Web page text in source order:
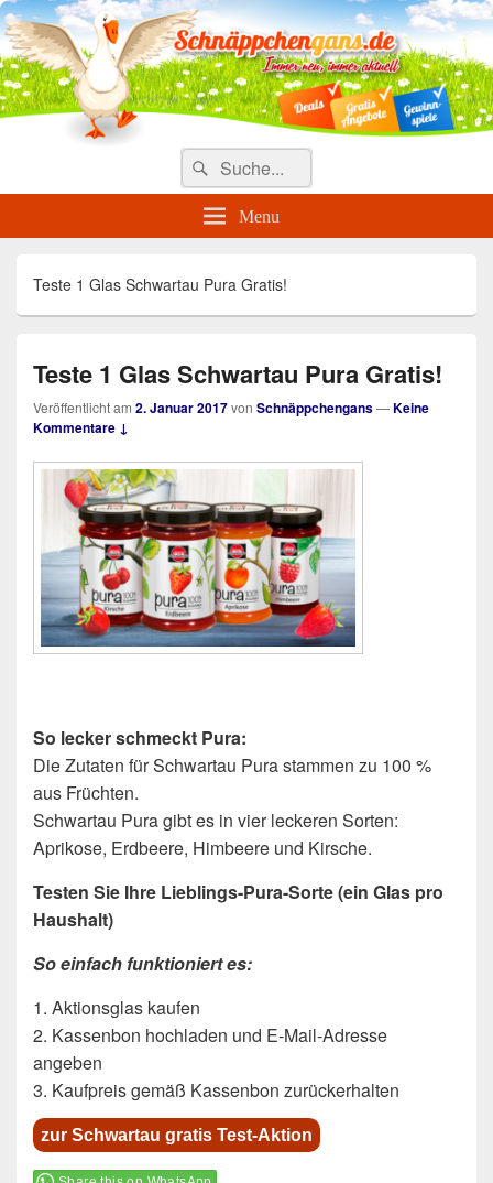
Täglich die besten Gewinnspiele
und Angebote
Search
for:
Suche
Menu
Teste 1 Glas Schwartau Pura Gratis!
Teste 1 Glas Schwartau Pura Gratis!
Veröffentlicht am 2. Januar 2017von Schnäppchengans—Keine
Kommentare ↓
So lecker schmeckt Pura:
Die Zutaten für Schwartau Pura stammen zu 100 %
aus Früchten.
Schwartau Pura gibt es in vier leckeren Sorten:
Aprikose, Erdbeere, Himbeere und Kirsche.
Testen Sie Ihre Lieblings-Pura-Sorte (ein Glas pro
Haushalt)
So einfach funktioniert es:
1. Aktionsglas kaufen
2. Kassenbon hochladen und E-Mail-Adresse
angeben
3. Kaufpreis gemäß Kassenbon zurückerhalten
zur Schwartau gratis Test-Aktion